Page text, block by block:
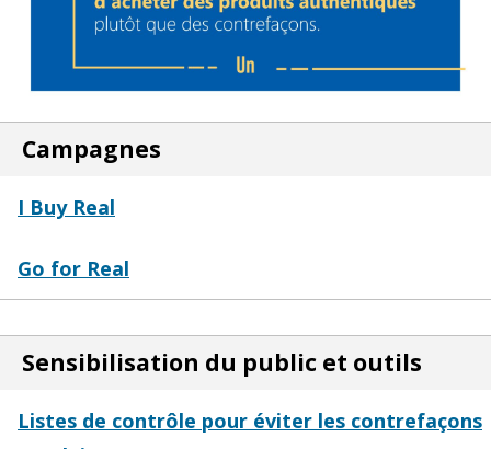
Campagnes
I Buy Real
Go for Real
Sensibilisation du public et outils
Listes de contrôle pour éviter les contrefaçons